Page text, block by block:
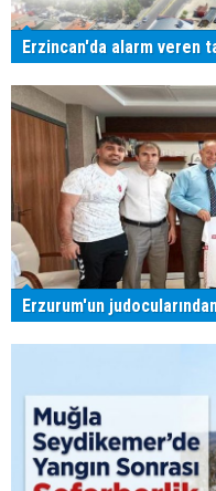
Erzincan'da alarm veren
Erzurum'un